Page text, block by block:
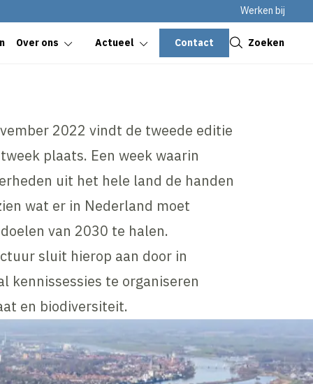
Werken bij
Over ons Actueel Contact Zoeken
2022 vindt de tweede editie
plaats. Een week waarin
uit het hele land de handen
wat er in Nederland moet
van 2030 te halen.
sluit hierop aan door in
kennissessies te organiseren
en biodiversiteit.
Sluiten